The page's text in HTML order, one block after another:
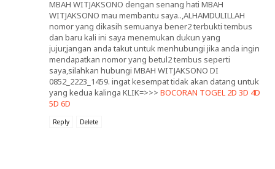
MBAH WITJAKSONO dengan senang hati MBAH
WITJAKSONO mau membantu saya..,ALHAMDULILLAH
nomor yang dikasih semuanya bener2 terbukti tembus
dan baru kali ini saya menemukan dukun yang
jujur,jangan anda takut untuk menhubungi jika anda ingin
mendapatkan nomor yang betul2 tembus seperti
saya,silahkan hubungi MBAH WITJAKSONO DI
0852_2223_1459. ingat kesempat tidak akan datang untuk
yang kedua kalinga KLIK=>>> BOCORAN TOGEL 2D 3D 4D
5D 6D
Reply Delete